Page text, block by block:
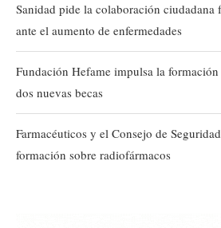
Sanidad pide la colaboración ciudadana
ante el aumento de enfermedades
Fundación Hefame impulsa la
dos nuevas becas
Farmacéuticos y el Consejo de
formación sobre radiofármacos